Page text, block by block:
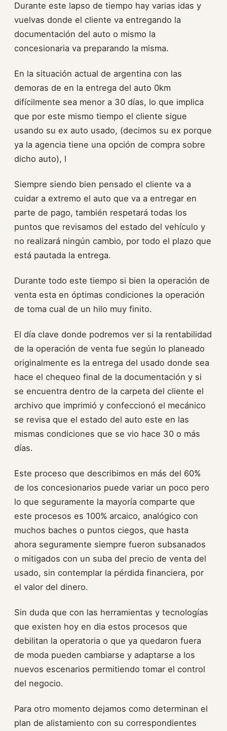
Durante este lapso de tiempo hay varias idas y
vuelvas donde el cliente va entregando la
documentación del auto o mismo la
concesionaria va preparando la misma.
En la situación actual de argentina con las
demoras de en la entrega del auto 0km
difícilmente sea menor a 30 días, lo que implica
que por este mismo tiempo el cliente sigue
usando su ex auto usado, (decimos su ex porque
ya la agencia tiene una opción de compra sobre
dicho auto), l
Siempre siendo bien pensado el cliente va a
cuidar a extremo el auto que va a entregar en
parte de pago, también respetará todas los
puntos que revisamos del estado del vehículo y
no realizará ningún cambio, por todo el plazo que
está pautada la entrega.
Durante todo este tiempo si bien la operación de
venta esta en óptimas condiciones la operación
de toma cual de un hilo muy finito.
El día clave donde podremos ver si la rentabilidad
de la operación de venta fue según lo planeado
originalmente es la entrega del usado donde sea
hace el chequeo final de la documentación y si
se encuentra dentro de la carpeta del cliente el
archivo que imprimió y confeccionó el mecánico
se revisa que el estado del auto este en las
mismas condiciones que se vio hace 30 o más
días.
Este proceso que describimos en más del 60%
de los concesionarios puede variar un poco pero
lo que seguramente la mayoría comparte que
este procesos es 100% arcaico, analógico con
muchos baches o puntos ciegos, que hasta
ahora seguramente siempre fueron subsanados
o mitigados con un suba del precio de venta del
usado, sin contemplar la pérdida financiera, por
el valor del dinero.
Sin duda que con las herramientas y tecnologías
que existen hoy en dia estos procesos que
debilitan la operatoria o que ya quedaron fuera
de moda pueden cambiarse y adaptarse a los
nuevos escenarios permitiendo tomar el control
del negocio.
Para otro momento dejamos como determinan el
plan de alistamiento con su correspondientes